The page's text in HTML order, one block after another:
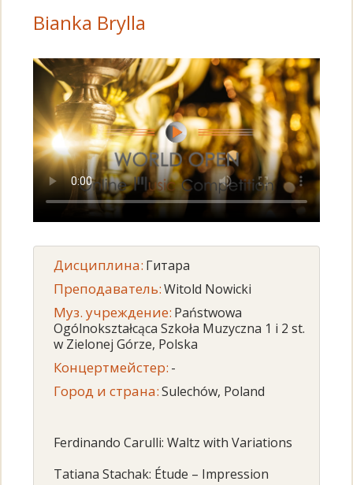
Bianka Brylla
Дисциплина: Гитара
Преподаватель:Witold Nowicki
Муз. учреждение: Państwowa
Ogólnokształcąca Szkoła Muzyczna 1 i 2 st.
w Zielonej Górze, Polska
Концертмейстер: -
Город и страна:Sulechów, Poland
Ferdinando Carulli: Waltz with Variations
Tatiana Stachak: Étude – Impression